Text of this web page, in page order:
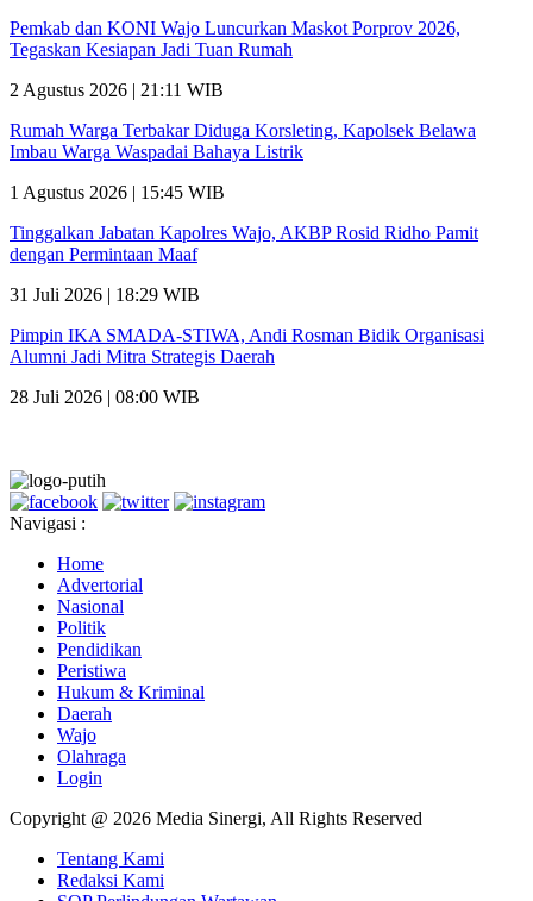
Pemkab dan KONI Wajo Luncurkan Maskot Porprov 2026,
Tegaskan Kesiapan Jadi Tuan Rumah
2 Agustus 2026 | 21:11 WIB
Rumah Warga Terbakar Diduga Korsleting, Kapolsek Belawa
Imbau Warga Waspadai Bahaya Listrik
1 Agustus 2026 | 15:45 WIB
Tinggalkan Jabatan Kapolres Wajo, AKBP Rosid Ridho Pamit
dengan Permintaan Maaf
31 Juli 2026 | 18:29 WIB
Pimpin IKA SMADA-STIWA, Andi Rosman Bidik Organisasi
Alumni Jadi Mitra Strategis Daerah
28 Juli 2026 | 08:00 WIB
Navigasi :
Home
Advertorial
Nasional
Politik
Pendidikan
Peristiwa
Hukum & Kriminal
Daerah
Wajo
Olahraga
Login
Copyright @ 2026 Media Sinergi, All Rights Reserved
Tentang Kami
Redaksi Kami